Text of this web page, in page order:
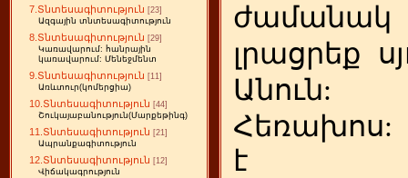
7.Տնտեսագիտություն [23]
Ազգային տնտեսագիտություն
8.Տնտեսագիտություն [29]
Կառավարում: հանրային
կառավարում: Մենեջմենտ
9.Տնտեսագիտություն [11]
Առևտուր(կոմերցիա)
10.Տնտեսագիտություն [44]
Շուկայաբանություն(Մարքեթինգ)
11.Տնտեսագիտություն [21]
Ապրանքագիտություն
12.Տնտեսագիտություն [12]
Վիճակագրություն
ժամանակ
լրացրեք
Անուն:
Հեռախոս
է